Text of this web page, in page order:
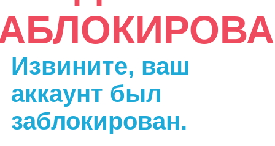
Извините, ваш
аккаунт был
заблокирован.